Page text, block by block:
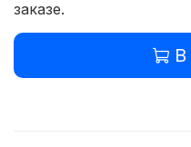
заказе.
В